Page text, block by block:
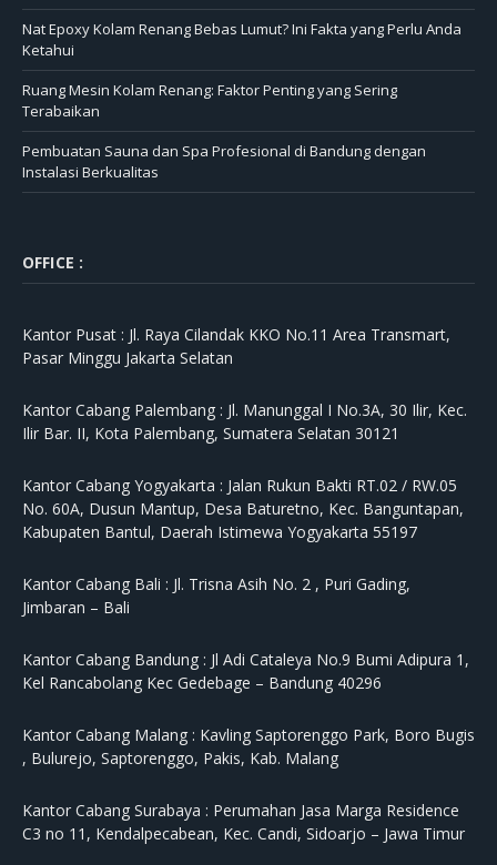
Nat Epoxy Kolam Renang Bebas Lumut? Ini Fakta yang Perlu Anda
Ketahui
Ruang Mesin Kolam Renang: Faktor Penting yang Sering
Terabaikan
Pembuatan Sauna dan Spa Profesional di Bandung dengan
Instalasi Berkualitas
OFFICE :
Kantor Pusat : Jl. Raya Cilandak KKO No.11 Area Transmart,
Pasar Minggu Jakarta Selatan
Kantor Cabang Palembang : Jl. Manunggal I No.3A, 30 Ilir, Kec.
Ilir Bar. II, Kota Palembang, Sumatera Selatan 30121
Kantor Cabang Yogyakarta : Jalan Rukun Bakti RT.02 / RW.05
No. 60A, Dusun Mantup, Desa Baturetno, Kec. Banguntapan,
Kabupaten Bantul, Daerah Istimewa Yogyakarta 55197
Kantor Cabang Bali : Jl. Trisna Asih No. 2 , Puri Gading,
Jimbaran – Bali
Kantor Cabang Bandung : Jl Adi Cataleya No.9 Bumi Adipura 1,
Kel Rancabolang Kec Gedebage – Bandung 40296
Kantor Cabang Malang : Kavling Saptorenggo Park, Boro Bugis
, Bulurejo, Saptorenggo, Pakis, Kab. Malang
Kantor Cabang Surabaya : Perumahan Jasa Marga Residence
C3 no 11, Kendalpecabean, Kec. Candi, Sidoarjo – Jawa Timur